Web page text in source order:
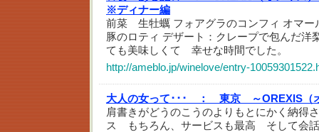
※ディナー編
前菜 生牡蠣 フォアグラのコンフィ オマー
豚のロティ デザート：クレープで包んだ
ても美味しくて 幸せな時間でした。
http://ameblo.jp/winelove/entry-
大人の女って･･･ ：
東京 ～OREXIS（
肩書きがどうのこうのよりもとにかく納得
ス もちろん、サービスも最高 そして会